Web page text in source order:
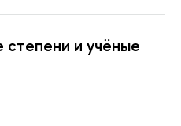
степени и учёные